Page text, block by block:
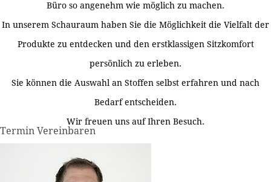
Büro so angenehm wie möglich zu machen.
In unserem Schauraum haben Sie die Möglichkeit die Vielfalt der
Produkte zu entdecken und den erstklassigen Sitzkomfort
persönlich zu erleben.
Sie können die Auswahl an Stoffen selbst erfahren und nach
Bedarf entscheiden.
Wir freuen uns auf Ihren Besuch.
Termin Vereinbaren